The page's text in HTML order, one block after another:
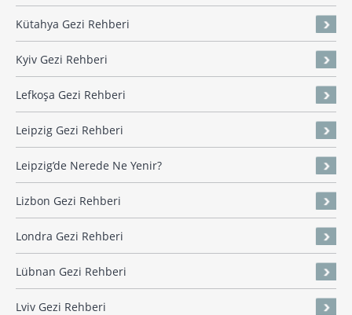
Kütahya Gezi Rehberi
Kyiv Gezi Rehberi
Lefkoşa Gezi Rehberi
Leipzig Gezi Rehberi
Leipzig’de Nerede Ne Yenir?
Lizbon Gezi Rehberi
Londra Gezi Rehberi
Lübnan Gezi Rehberi
Lviv Gezi Rehberi